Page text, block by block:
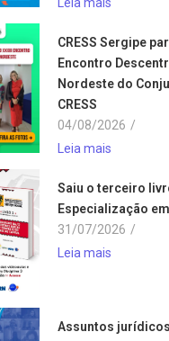
CRESS Sergipe
Encontro
Nordeste do
CRESS
04/08/2026 /
Leia mais
Saiu o terceiro
Especialização
31/07/2026 /
Leia mais
Assuntos